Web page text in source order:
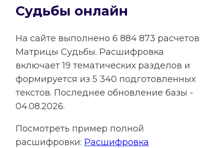
Судьбы онлайн
На сайте выполнено 6 884 873 расчетов
Матрицы Судьбы. Расшифровка
включает19 тематических разделов и
формируется из 5 340 подготовленных
текстов. Последнее обновление базы -
04.08.2026.
Посмотреть пример полной
расшифровки: Расшифровка